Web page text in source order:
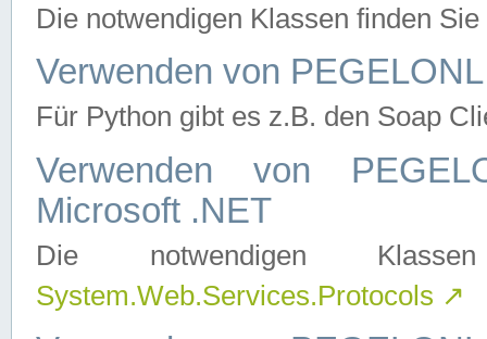
Die notwendigen Klassen finden
Verwenden von
Für Python gibt es z.B. den Soap
Verwenden von
Microsoft .NET
Die notwendigen
System.Web.Services.Protocols ↗